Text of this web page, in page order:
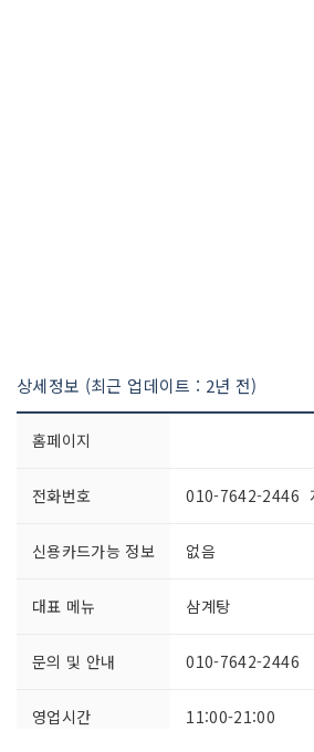
상세정보 (최근 업데이트 : 2년 전)
홈페이지
전화번호 010-7642-2446
신용카드가능 정보 없음
대표 메뉴 삼계탕
문의 및 안내 010-7642-2446
영업시간 11:00-21:00